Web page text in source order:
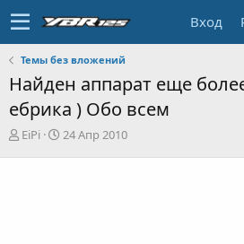
Вход
Темы без вложений
Найден аппарат еще
ебрика ) Обо всем
А
EiPi
Д
24 Апр 2010